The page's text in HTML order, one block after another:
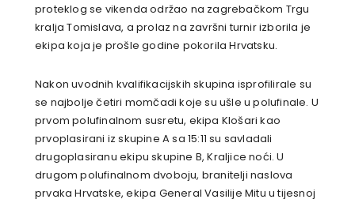
proteklog se vikenda održao na zagrebačkom Trgu
kralja Tomislava, a prolaz na završni turnir izborila je
ekipa koja je prošle godine pokorila Hrvatsku.
Nakon uvodnih kvalifikacijskih skupina isprofilirale su
se najbolje četiri momčadi koje su ušle u polufinale. U
prvom polufinalnom susretu, ekipa Klošari kao
prvoplasirani iz skupine A sa 15:11 su savladali
drugoplasiranu ekipu skupine B, Kraljice noći. U
drugom polufinalnom dvoboju, branitelji naslova
prvaka Hrvatske, ekipa General Vasilije Mitu u tijesnoj